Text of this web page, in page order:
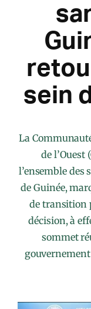
sein
La
de l’Ouest
l’ensemble des
de Guinée,
de transition
décision, à
sommet